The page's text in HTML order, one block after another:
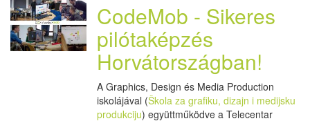
CodeMob - Sikeres
pilótaképzés
Horvátországban!
A Graphics, Design és Media Production
iskolájával (Škola za grafiku, dizajn i medijsku
produkciju) együttműködve a Telecentar